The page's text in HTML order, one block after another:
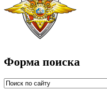
Форма поиска